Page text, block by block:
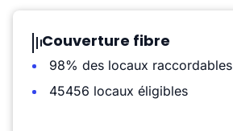
Couverture fibre
98% des locaux raccordables
45456 locaux éligibles